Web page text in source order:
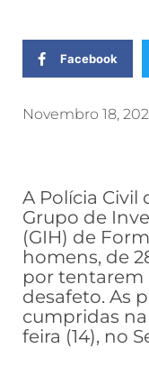
Facebook
Novembro 18,
A Polícia Civil
Grupo de
(GIH) de
homens, de
por tentarem
desafeto. As
cumpridas
feira (14), no